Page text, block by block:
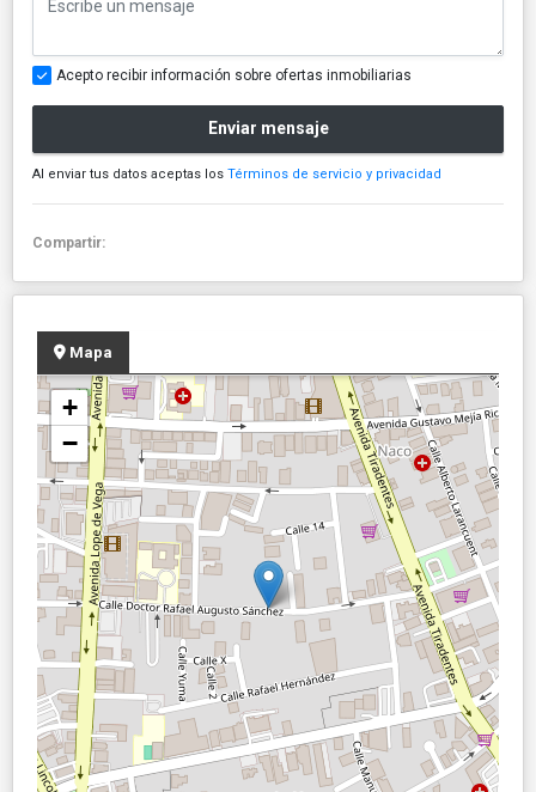
Acepto recibir información sobre ofertas inmobiliarias
Enviar mensaje
Al enviar tus datos aceptas los Términos de servicio y privacidad
Compartir:
Mapa
+
−